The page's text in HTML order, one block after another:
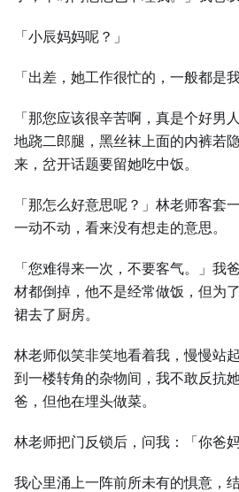
「小辰妈妈呢？」
「出差，她工作很忙的，一般都是
「那您应该很辛苦啊，真是个好男
地跷二郎腿，黑丝袜上面的内裤若
来，岔开话题要留她吃中饭。
「那怎么好意思呢？」林老师客套
一动不动，看来没有想走的意思。
「您难得来一次，不要客气。」我
材都倒掉，他不是经常做饭，但为
裙去了厨房。
林老师似笑非笑地看着我，慢慢站
到一楼转角的杂物间，我不敢反抗
爸，但他在埋头做菜。
林老师把门反锁后，问我：「你爸
我心里涌上一阵前所未有的惧意，